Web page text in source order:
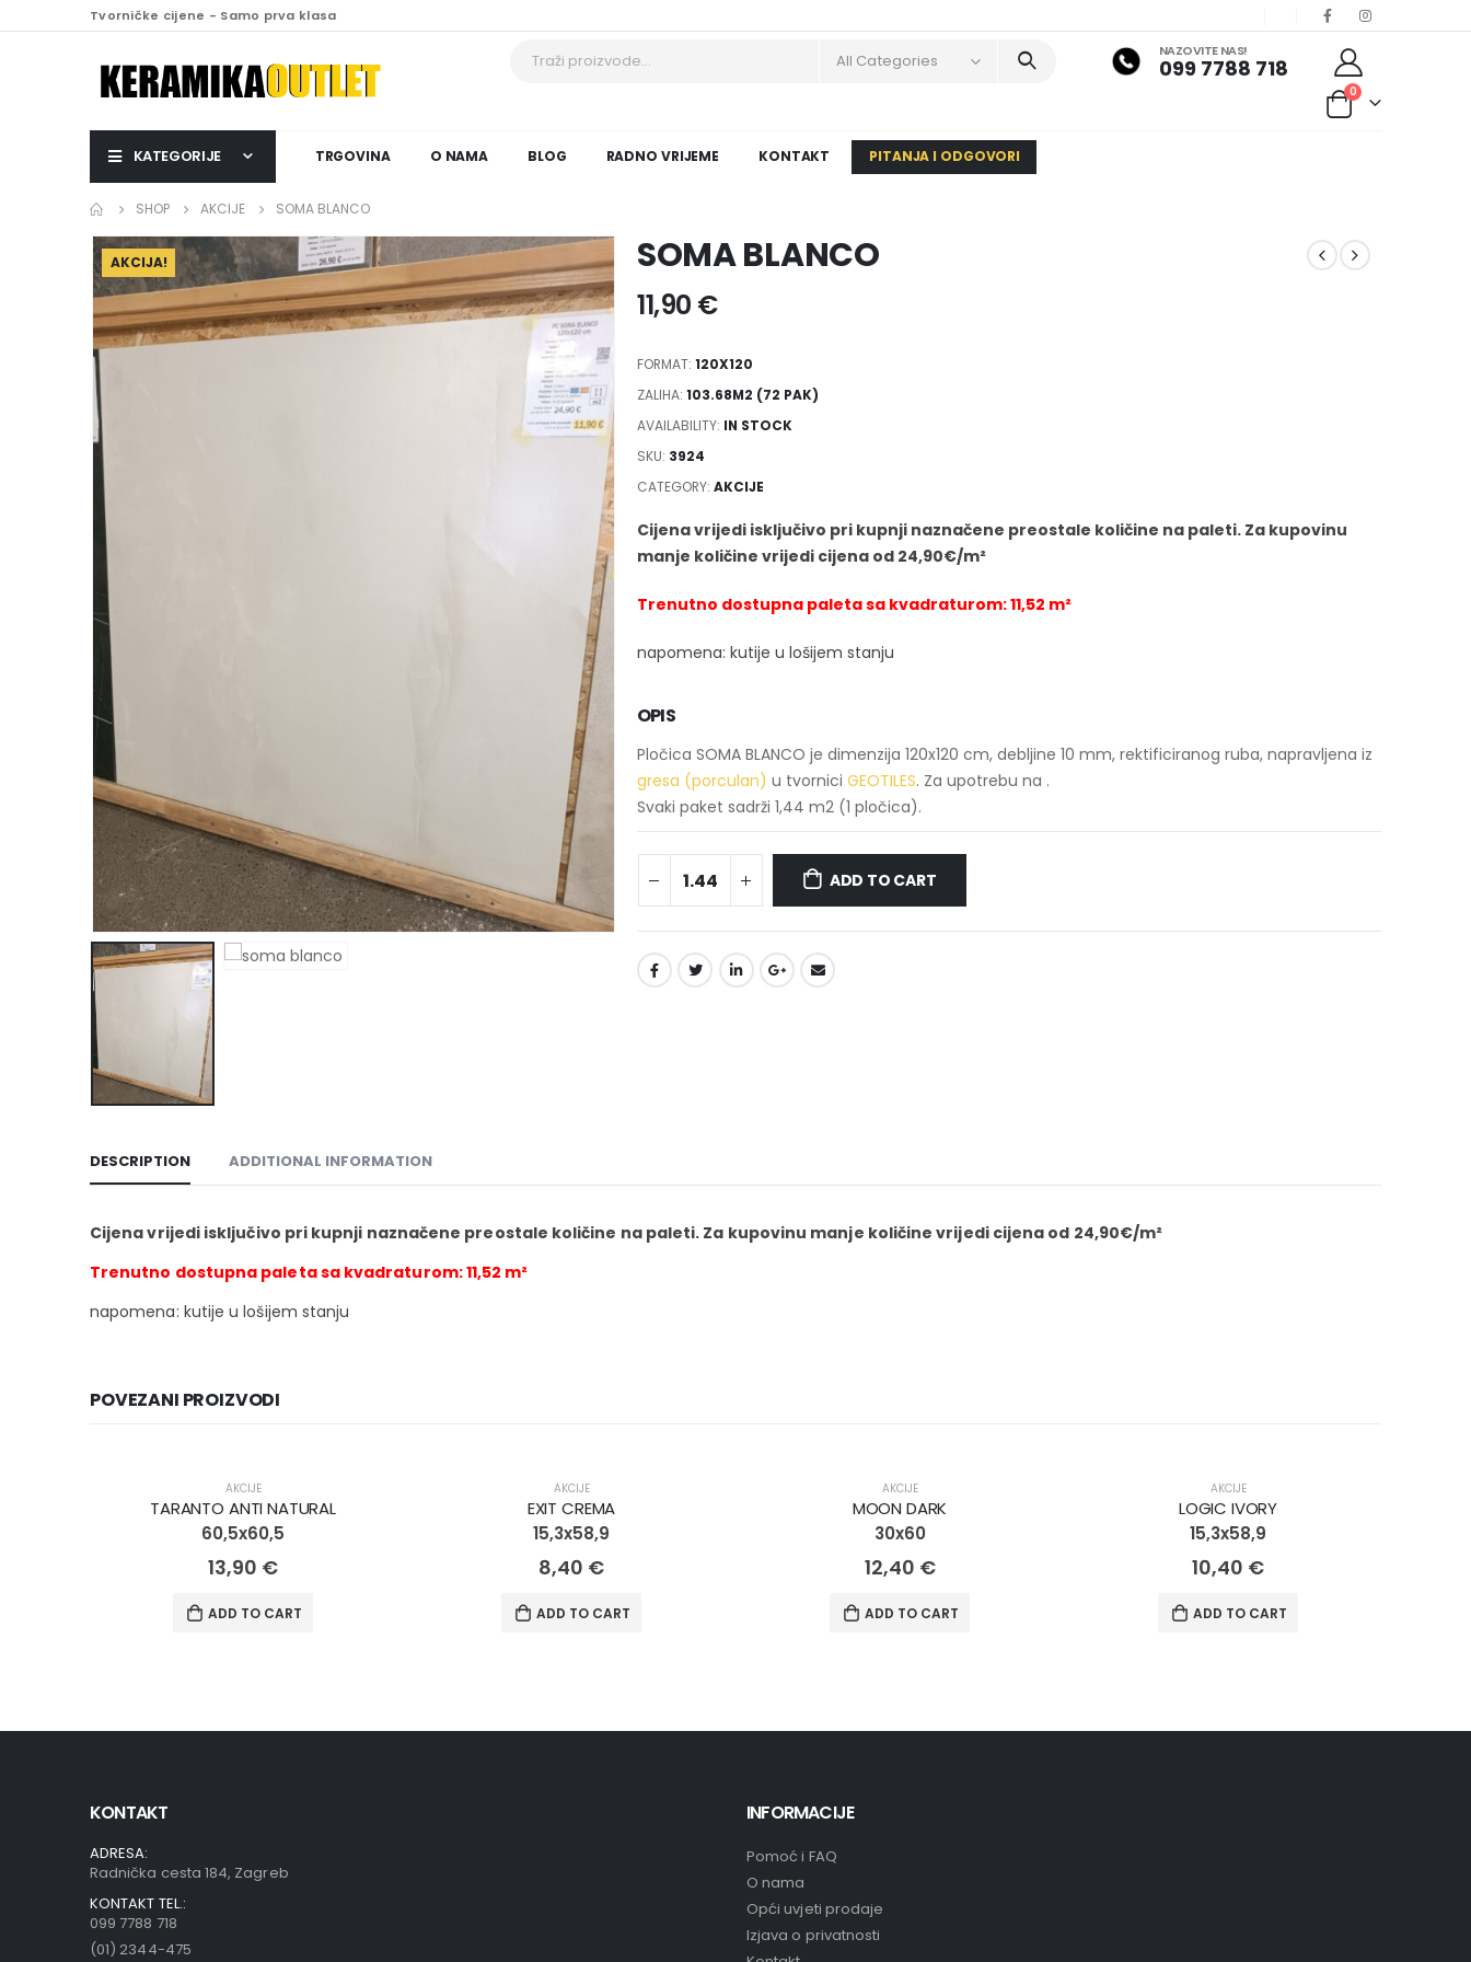
Tvorničke cijene - Samo prva klasa
All Categories NAZOVITE NAS!
099 7788 718
0
KATEGORIJE TRGOVINA O NAMA BLOG RADNO VRIJEME KONTAKT PITANJA I ODGOVORI
SHOP AKCIJE SOMA BLANCO
AKCIJA! SOMA BLANCO
11,90 €
FORMAT: 120X120
ZALIHA: 103.68M2 (72 PAK)
AVAILABILITY: IN STOCK
SKU: 3924
CATEGORY: AKCIJE
Cijena vrijedi isključivo pri kupnji naznačene preostale količine na paleti. Za kupovinu
manje količine vrijedi cijena od 24,90€/m²
Trenutno dostupna paleta sa kvadraturom: 11,52 m²
napomena: kutije u lošijem stanju
OPIS
Pločica SOMA BLANCO je dimenzija 120x120 cm, debljine 10 mm, rektificiranog ruba, napravljena iz
gresa (porculan) u tvornici GEOTILES. Za upotrebu na .
Svaki paket sadrži 1,44 m2 (1 pločica).
ADD TO CART
DESCRIPTION ADDITIONAL INFORMATION
Cijena vrijedi isključivo pri kupnji naznačene preostale količine na paleti. Za kupovinu manje količine vrijedi cijena od 24,90€/m²
Trenutno dostupna paleta sa kvadraturom: 11,52 m²
napomena: kutije u lošijem stanju
POVEZANI PROIZVODI
AKCIJE
TARANTO ANTI NATURAL
60,5x60,5
13,90 €
ADD TO CART
AKCIJE
EXIT CREMA
15,3x58,9
8,40 €
ADD TO CART
AKCIJE
MOON DARK
30x60
12,40 €
ADD TO CART
AKCIJE
LOGIC IVORY
15,3x58,9
10,40 €
ADD TO CART
KONTAKT
ADRESA:
Radnička cesta 184, Zagreb
KONTAKT TEL.:
099 7788 718
(01) 2344-475
INFORMACIJE
Pomoć i FAQ
O nama
Opći uvjeti prodaje
Izjava o privatnosti